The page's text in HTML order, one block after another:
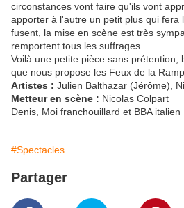
circonstances vont faire qu'ils vont
apporter à l'autre un petit plus qui fera
fusent, la mise en scène est très
remportent tous les suffrages.
Voilà une petite pièce sans prétention,
que nous propose les Feux de la
Artistes : Julien Balthazar (Jérôme),
Metteur en scène : Nicolas Colpart
Denis, Moi franchouillard et BBA italien
#Spectacles
Partager